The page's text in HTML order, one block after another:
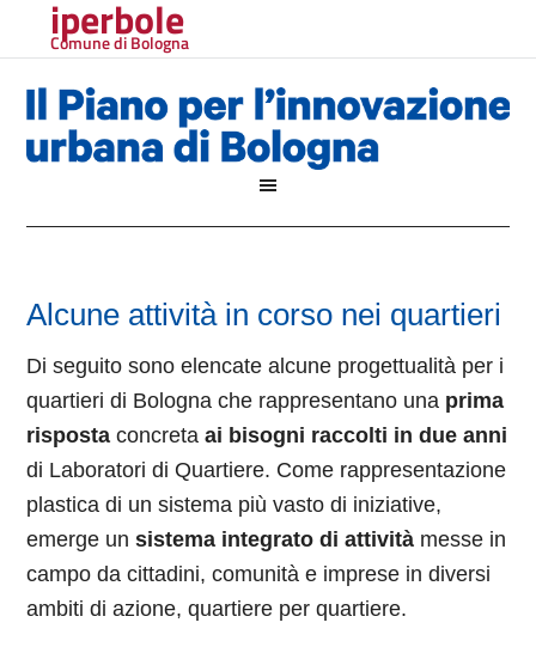
iperbole
Comune di Bologna
Alcune attività in corso nei quartieri
Di seguito sono elencate alcune progettualità per i
quartieri di Bologna che rappresentano una prima
risposta concretaai bisogni raccolti in due anni
di Laboratori di Quartiere. Come rappresentazione
plastica di un sistema più vasto di iniziative,
emerge unsistema integrato di attività messe in
campo da cittadini, comunità e imprese in diversi
ambiti di azione, quartiere per quartiere.